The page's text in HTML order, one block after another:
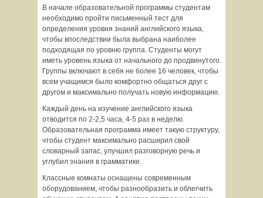
В начале образовательной программы студентам
необходимо пройти письменный тест для
определения уровня знаний английского языка,
чтобы впоследствии была выбрана наиболее
подходящая по уровню группа. Студенты могут
иметь уровень языка от начального до продвинутого.
Группы включают в себя не более 16 человек, чтобы
всем учащимся было комфортно общаться друг с
другом и максимально получать новую информацию.
Каждый день на изучение английского языка
отводится по 2-2,5 часа, 4-5 раз в неделю.
Образовательная программа имеет такую структуру,
чтобы студент максимально расширил свой
словарный запас, улучшил разговорную речь и
углубил знания в грамматике.
Классные комнаты оснащены современным
оборудованием, чтобы разнообразить и облегчить